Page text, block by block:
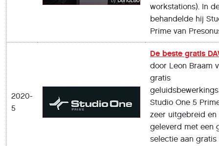
workstations). In
behandelde hij
Prime van
2020-
5
De beste gratis
door Leon Braam
gratis
Studio One 5
zeer uitgebreid en
geleverd met een
selectie aan gratis